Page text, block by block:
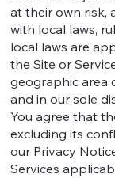
at their own risk,
with local laws,
local laws are
the Site or
geographic area
and in our sole
You agree that
excluding its
our Privacy
Services